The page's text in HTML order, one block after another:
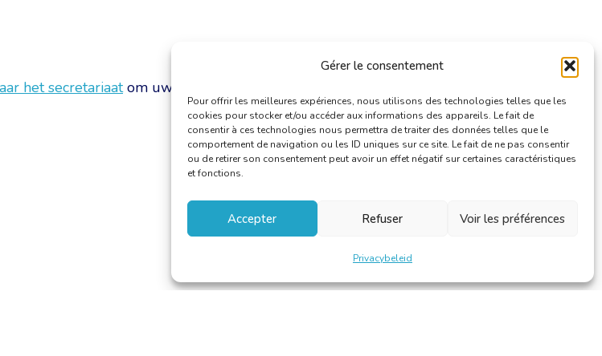
Gérer le consentement
Pour offrir les meilleures expériences, nous utilisons des technologies telles que les
cookies pour stocker et/ou accéder aux informations des appareils. Le fait de
consentir à ces technologies nous permettra de traiter des données telles que le
comportement de navigation ou les ID uniques sur ce site. Le fait de ne pas consentir
ou de retirer son consentement peut avoir un effet négatif sur certaines caractéristiques
et fonctions.
Accepter Refuser Voir les préférences
Privacybeleid
het secretariaatom uw